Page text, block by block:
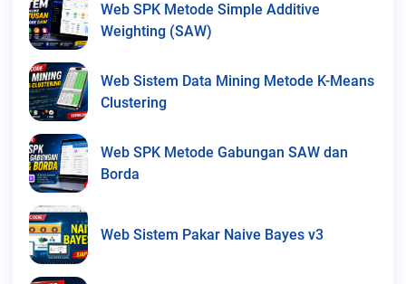
Web SPK Metode Simple Additive
Weighting (SAW)
Web Sistem Data Mining Metode K-Means
Clustering
Web SPK Metode Gabungan SAW dan
Borda
Web Sistem Pakar Naive Bayes v3